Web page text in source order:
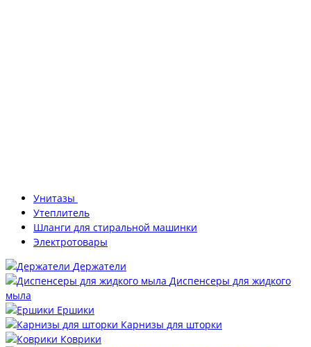
Унитазы
Утеплитель
Шланги для стиральной машинки
Электротовары
Держатели
Диспенсеры для жидкого
мыла
Ершики
Карнизы для шторки
Коврики